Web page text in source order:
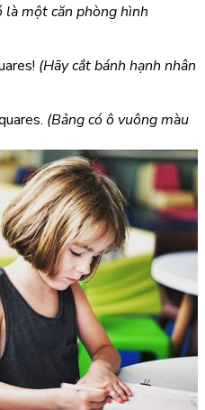
là một căn phòng hình
(Hãy cắt bánh hạnh nhân
(Bảng có ô vuông màu